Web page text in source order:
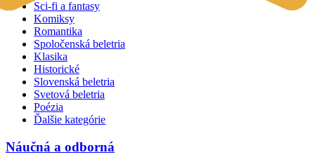
Sci-fi a fantasy
Komiksy
Romantika
Spoločenská beletria
Klasika
Historické
Slovenská beletria
Svetová beletria
Poézia
Ďalšie kategórie
Náučná a odborná